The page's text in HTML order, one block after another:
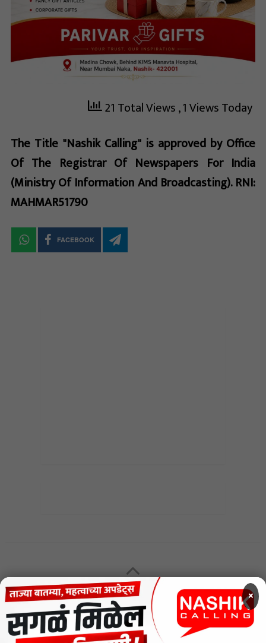
21 Total Views, 1 Views Today
The Title "Nashik Calling" is approved by Office
Of The Registrar Of Newspapers For India
(Ministry Of Information And Broadcasting). RNI:
MAHMAR51790
FACEBOOK
MENU
CODE OF ETHICS FOR DIGITAL NEWS WEBSITES
×